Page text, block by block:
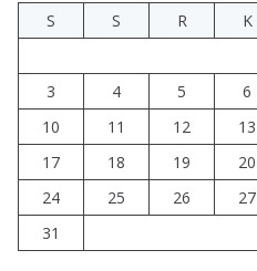
S S R K
3
4 5 6
10
11 12 13
17
18 19 20
24
25 26 27
31